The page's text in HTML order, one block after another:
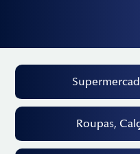
Roupas,